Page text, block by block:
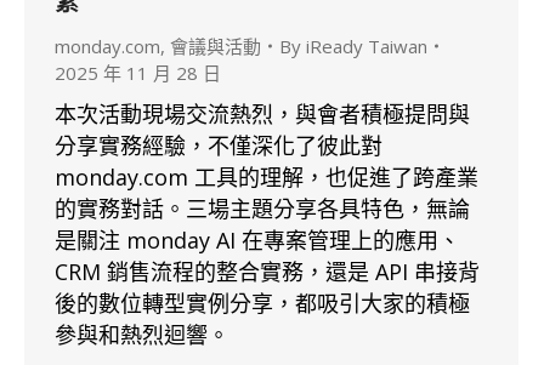
monday.com, 會議與活動 By iReady Taiwan
2025 年 11 月 28 日
本次活動現場交流熱烈，與會者積極提問與
分享實務經驗，不僅深化了彼此對
monday.com 工具的理解，也促進了跨產業
的實務對話。三場主題分享各具特色，無論
是關注 monday AI 在專案管理上的應用、
CRM 銷售流程的整合實務，還是 API 串接背
後的數位轉型實例分享，都吸引大家的積極
參與和熱烈迴響。